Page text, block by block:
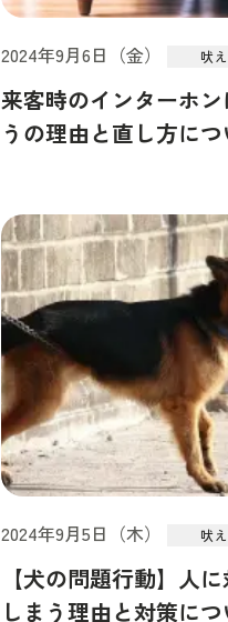
2024年9月6日（金） 吠え
来客時のインターホ
うの理由と直し方に
2024年9月5日（木） 吠え
【犬の問題行動】人
しまう理由と対策につ